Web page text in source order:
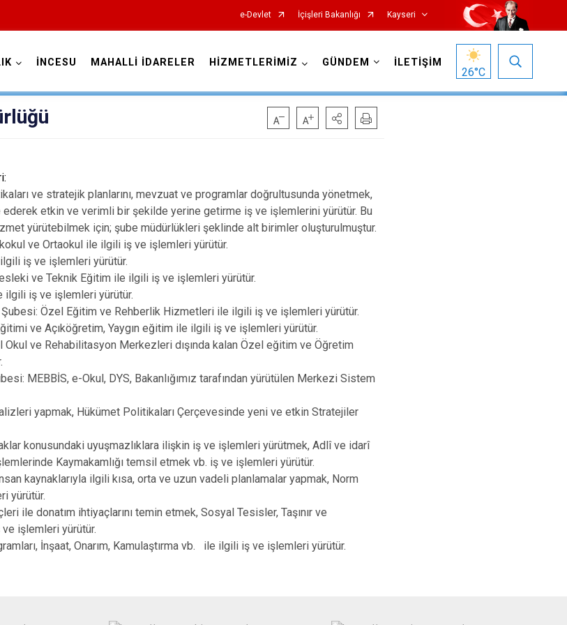
e-Devlet İçişleri Bakanlığı Kayseri
Akkışla
Bünyan
Develi
Felahiye
İncesu
Kocasinan
Melikgazi
Özvatan
Pınarbaşı
Yeşilhisar
İNCESU MAHALLİ İDARELER HİZMETLERİMİZ GÜNDEM İLETİŞİM
26°C
ve stratejik planlarını, mevzuat ve programlar doğrultusunda yönetmek,
etkin ve verimli bir şekilde yerine getirme iş ve işlemlerini yürütür. Bu
yürütebilmek için; şube müdürlükleri şeklinde alt birimler oluşturulmuştur.
ve Ortaokul ile ilgili iş ve işlemleri yürütür.
iş ve işlemleri yürütür.
ve Teknik Eğitim ile ilgili iş ve işlemleri yürütür.
ilgili iş ve işlemleri yürütür.
Özel Eğitim ve Rehberlik Hizmetleri ile ilgili iş ve işlemleri yürütür.
ve Açıköğretim, Yaygın eğitim ile ilgili iş ve işlemleri yürütür.
Okul ve Rehabilitasyon Merkezleri dışında kalan Özel eğitim ve Öğretim
MEBBİS, e-Okul, DYS, Bakanlığımız tarafından yürütülen Merkezi Sistem
yapmak, Hükümet Politikaları Çerçevesinde yeni ve etkin Stratejiler
konusundaki uyuşmazlıklara ilişkin iş ve işlemleri yürütmek, Adlî ve idarî
Kaymakamlığı temsil etmek vb. iş ve işlemleri yürütür.
kaynaklarıyla ilgili kısa, orta ve uzun vadeli planlamalar yapmak, Norm
yürütür.
ile donatım ihtiyaçlarını temin etmek, Sosyal Tesisler, Taşınır ve
işlemleri yürütür.
İnşaat, Onarım, Kamulaştırma vb. ile ilgili iş ve işlemleri yürütür.